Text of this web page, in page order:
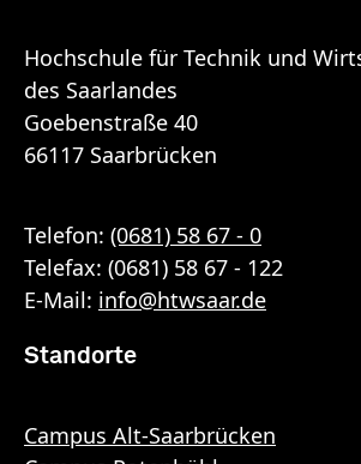
Hochschule für Technik und
des Saarlandes
Goebenstraße 40
66117 Saarbrücken
Telefon: (0681) 58 67 - 0
Telefax: (0681) 58 67 - 122
E-Mail: info@htwsaar.de
Standorte
Campus Alt-Saarbrücken